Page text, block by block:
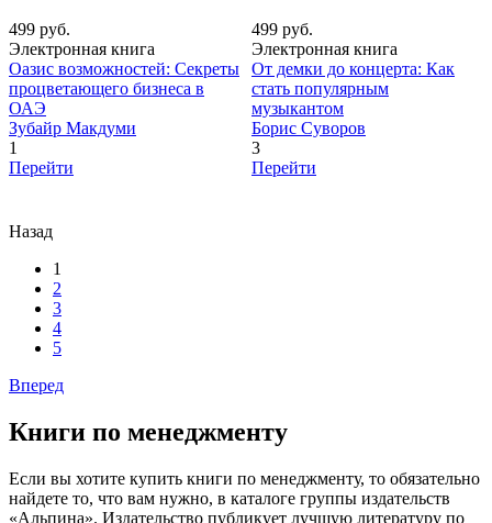
499 руб.
Электронная книга
Оазис возможностей: Секреты
процветающего бизнеса в
ОАЭ
Зубайр Макдуми
1
Перейти
499 руб.
Электронная книга
От демки до концерта: Как
стать популярным
музыкантом
Борис Суворов
3
Перейти
Назад
1
2
3
4
5
Вперед
Книги по менеджменту
Если вы хотите купить книги по менеджменту, то обязательно
найдете то, что вам нужно, в каталоге группы издательств
«Альпина». Издательство публикует лучшую литературу по